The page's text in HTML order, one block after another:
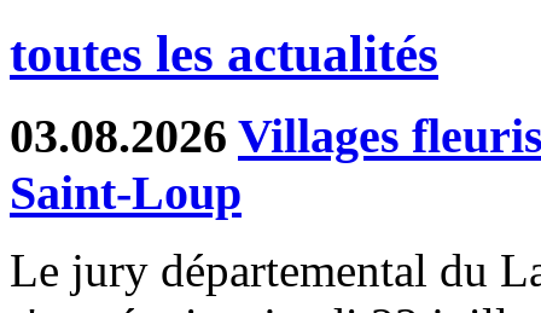
toutes les actualités
03.08.2026 Villages
Saint-Loup
Le jury départemental du